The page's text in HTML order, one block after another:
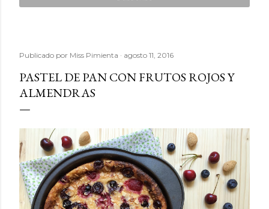
Publicado por Miss Pimienta agosto 11, 2016
PASTEL DE PAN CON FRUTOS ROJOS Y
ALMENDRAS